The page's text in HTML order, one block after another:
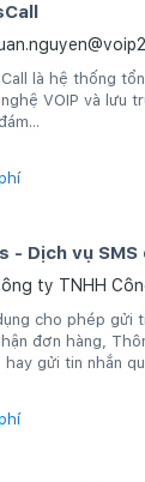
là hệ thống
VOIP và lưu
- Dịch vụ
ty TNHH
cho phép gửi
đơn hàng,
hay gửi tin nhắn